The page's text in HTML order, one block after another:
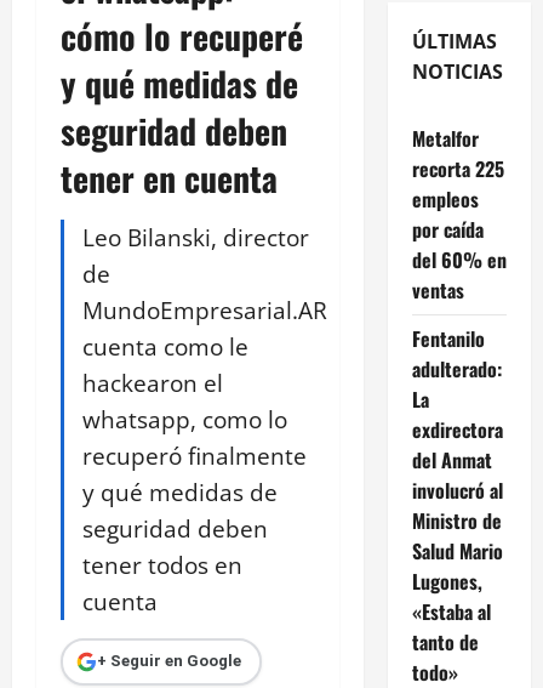
cómo lo recuperé
y qué medidas de
seguridad deben
tener en cuenta
Leo Bilanski, director
de
MundoEmpresarial.AR
cuenta como le
hackearon el
whatsapp, como lo
recuperó finalmente
y qué medidas de
seguridad deben
tener todos en
cuenta
+ Seguir en Google
ÚLTIMAS
NOTICIAS
Metalfor
recorta 225
empleos
por caída
del 60% en
ventas
Fentanilo
adulterado:
La
exdirectora
del Anmat
involucró al
Ministro de
Salud Mario
Lugones,
«Estaba al
tanto de
todo»